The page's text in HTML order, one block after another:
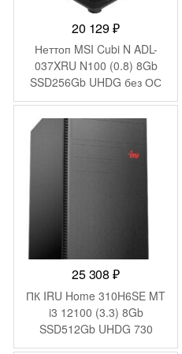
20 129₽
Неттоп MSI Cubi N ADL-
037XRU N100 (0.8) 8Gb
SSD256Gb UHDG без ОС
2xGbitEth WiFi BT 65W
черный (9S6-B0A911-200)
25 308₽
ПК IRU Home 310H6SE MT
i3 12100 (3.3) 8Gb
SSD512Gb UHDG 730
FreeDOS GbitEth 400W